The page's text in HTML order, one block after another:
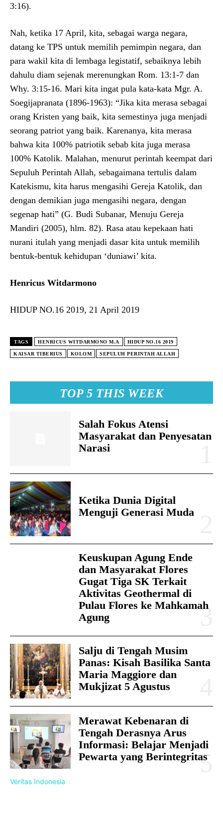
TOP 5 THIS WEEK
Salah Fokus Atensi
Masyarakat dan Penyesatan
Narasi
Ketika Dunia Digital
Menguji Generasi Muda
Keuskupan Agung Ende
dan Masyarakat Flores
Gugat Tiga SK Terkait
Aktivitas Geothermal di
Pulau Flores ke Mahkamah
Agung
Salju di Tengah Musim
Panas: Kisah Basilika Santa
Maria Maggiore dan
Mukjizat 5 Agustus
Merawat Kebenaran di
Tengah Derasnya Arus
Informasi: Belajar Menjadi
Pewarta yang Berintegritas
Veritas Indonesia
3:16).
Nah, ketika 17 April, kita, sebagai warga negara,
datang ke TPS untuk memilih pemimpin negara, dan
para wakil kita di lembaga legistatif, sebaiknya lebih
dahulu diam sejenak merenungkan Rom. 13:1-7 dan
Why. 3:15-16. Mari kita ingat pula kata-kata Mgr. A.
Soegijapranata (1896-1963): “Jika kita merasa sebagai
orang Kristen yang baik, kita semestinya juga menjadi
seorang patriot yang baik. Karenanya, kita merasa
bahwa kita 100% patriotik sebab kita juga merasa
100% Katolik. Malahan, menurut perintah keempat dari
Sepuluh Perintah Allah, sebagaimana tertulis dalam
Katekismu, kita harus mengasihi Gereja Katolik, dan
dengan demikian juga mengasihi negara, dengan
segenap hati” (G. Budi Subanar, Menuju Gereja
Mandiri (2005), hlm. 82). Rasa atau kepekaan hati
nurani itulah yang menjadi dasar kita untuk memilih
bentuk-bentuk kehidupan ‘duniawi’ kita.
Henricus Witdarmono
HIDUP NO.16 2019, 21 April 2019
TAGS HENRICUS WITDARMONO M.A HIDUP NO.16 2019
KAISAR TIBERIUS KOLOM SEPULUH PERINTAH ALLAH